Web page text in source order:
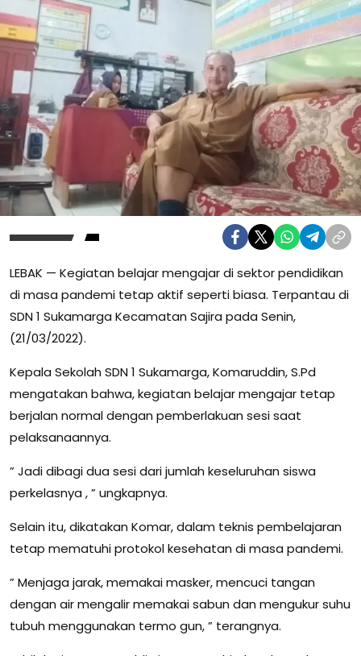
LEBAK — Kegiatan belajar mengajar di sektor pendidikan
di masa pandemi tetap aktif seperti biasa. Terpantau di
SDN 1 Sukamarga Kecamatan Sajira pada Senin,
(21/03/2022).
Kepala Sekolah SDN 1 Sukamarga, Komaruddin, S.Pd
mengatakan bahwa, kegiatan belajar mengajar tetap
berjalan normal dengan pemberlakuan sesi saat
pelaksanaannya.
” Jadi dibagi dua sesi dari jumlah keseluruhan siswa
perkelasnya , ” ungkapnya.
Selain itu, dikatakan Komar, dalam teknis pembelajaran
tetap mematuhi protokol kesehatan di masa pandemi.
” Menjaga jarak, memakai masker, mencuci tangan
dengan air mengalir memakai sabun dan mengukur suhu
tubuh menggunakan termo gun, ” terangnya.